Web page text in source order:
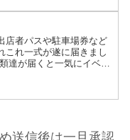
生地用...
店者パスや駐車場券など
これ一式が遂に届きまし
達が届くと一気にイベン
ジから遠い印象…今月末
送信後は一旦承認